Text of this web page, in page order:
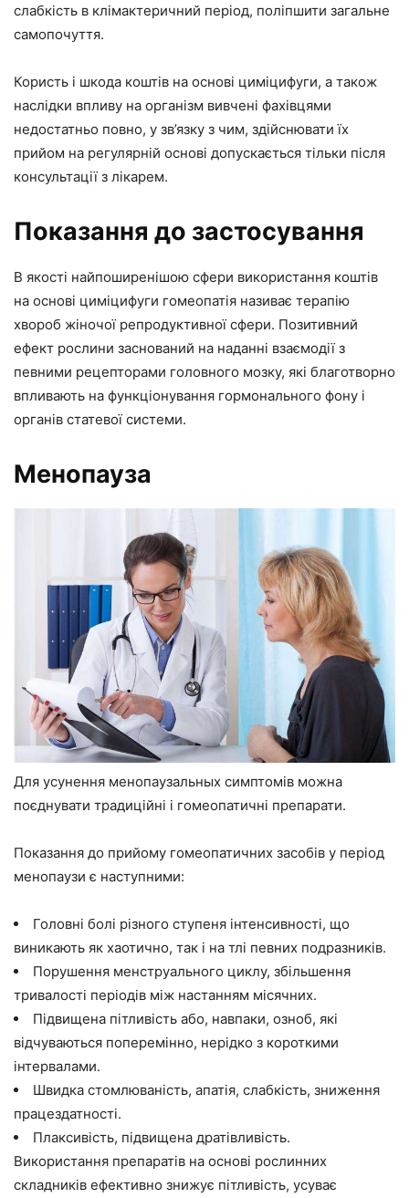
слабкість в клімактеричний період, поліпшити загальне
самопочуття.
Користь і шкода коштів на основі циміцифуги, а також
наслідки впливу на організм вивчені фахівцями
недостатньо повно, у зв’язку з чим, здійснювати їх
прийом на регулярній основі допускається тільки після
консультації з лікарем.
Показання до застосування
В якості найпоширенішою сфери використання коштів
на основі циміцифуги гомеопатія називає терапію
хвороб жіночої репродуктивної сфери. Позитивний
ефект рослини заснований на наданні взаємодії з
певними рецепторами головного мозку, які благотворно
впливають на функціонування гормонального фону і
органів статевої системи.
Менопауза
Для усунення менопаузальных симптомів можна
поєднувати традиційні і гомеопатичні препарати.
Показання до прийому гомеопатичних засобів у період
менопаузи є наступними:
Головні болі різного ступеня інтенсивності, що
виникають як хаотично, так і на тлі певних подразників.
Порушення менструального циклу, збільшення
тривалості періодів між настанням місячних.
Підвищена пітливість або, навпаки, озноб, які
відчуваються поперемінно, нерідко з короткими
інтервалами.
Швидка стомлюваність, апатія, слабкість, зниження
працездатності.
Плаксивість, підвищена дратівливість.
Використання препаратів на основі рослинних
складників ефективно знижує пітливість, усуває